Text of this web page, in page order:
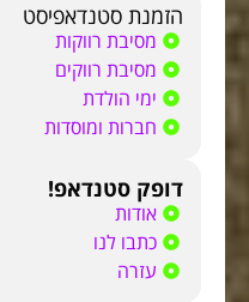
הזמנת סטנדאפיסט
מסיבת רווקות
מסיבת רווקים
ימי הולדת
חברות ומוסדות
דופק סטנדאפ!
אודות
כתבו לנו
עזרה